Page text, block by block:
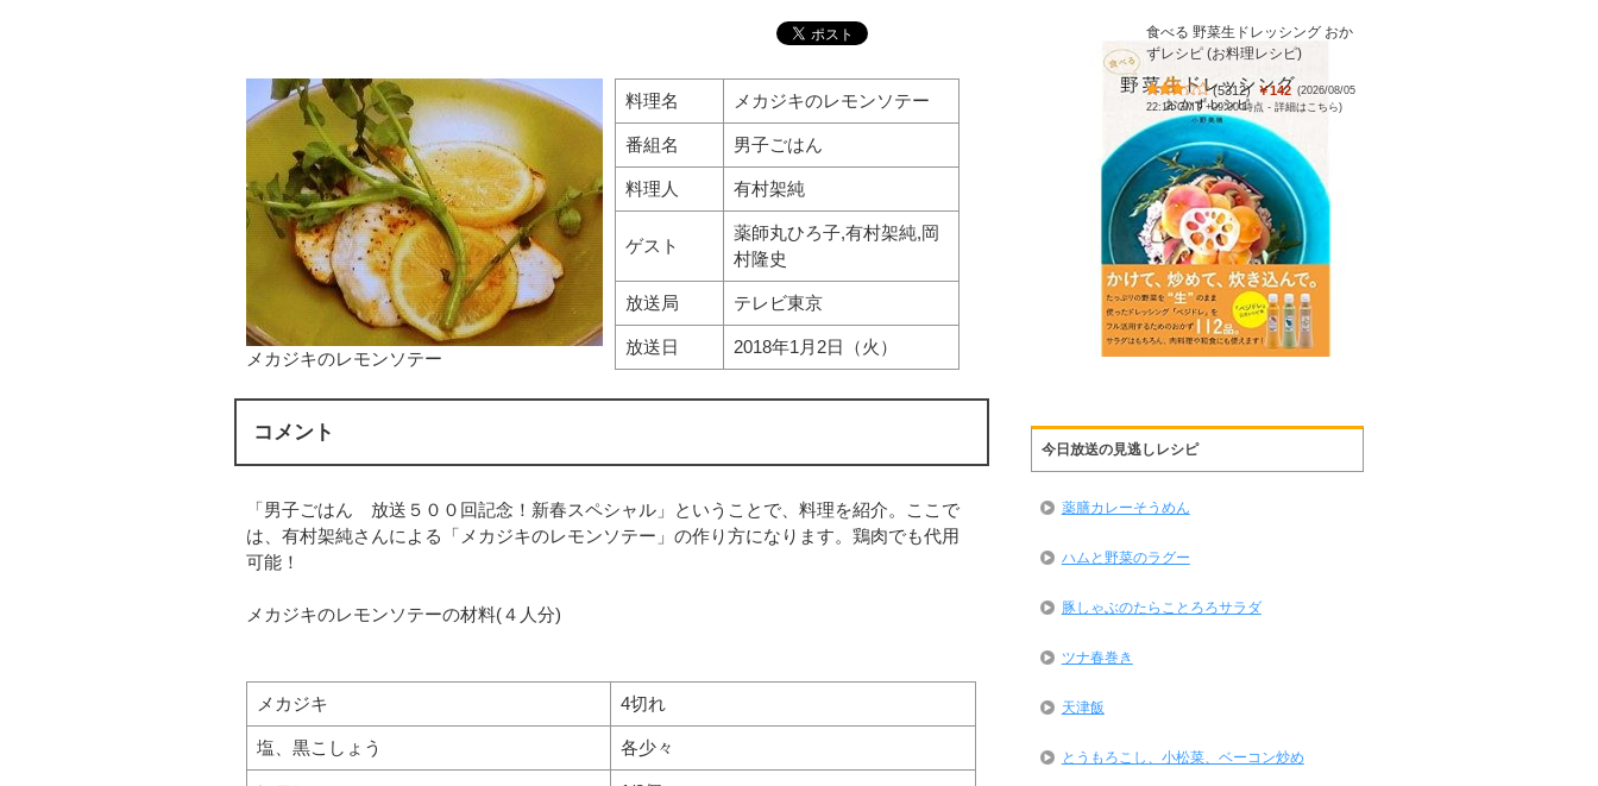
メカジキのレモンソテー
料理名 メカジキのレモンソテー
番組名 男子ごはん
料理人 有村架純
ゲスト
薬師丸ひろ子,有村架純,岡
村隆史
放送局 テレビ東京
放送日 2018年1月2日（火）
コメント
「男子ごはん 放送５００回記念！新春スペシャル」ということで、料理を紹介。ここで
は、有村架純さんによる「メカジキのレモンソテー」の作り方になります。鶏肉でも代用
可能！
メカジキのレモンソテーの材料(４人分)
メカジキ 4切れ
塩、黒こしょう 各少々
食べる 野菜生ドレッシング おか
ずレシピ (お料理レシピ)
(5312) ￥142 (2026/08/05
22:14 GMT +09:00 時点 -詳細はこちら)
今日放送の見逃しレシピ
薬膳カレーそうめん
ハムと野菜のラグー
豚しゃぶのたらことろろサラダ
ツナ春巻き
天津飯
とうもろこし、小松菜、ベーコン炒め